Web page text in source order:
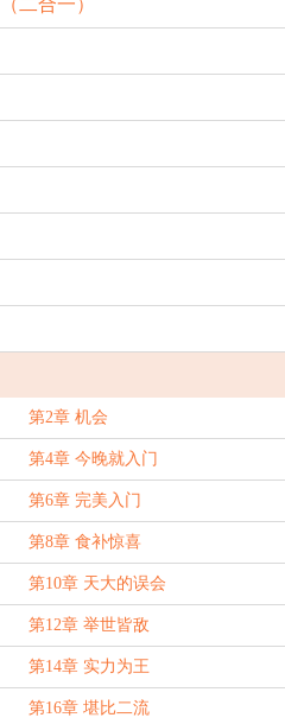
二合一）
第2章 机会
第4章 今晚就入门
第6章 完美入门
第8章 食补惊喜
第10章 天大的误会
第12章 举世皆敌
第14章 实力为王
第16章 堪比二流